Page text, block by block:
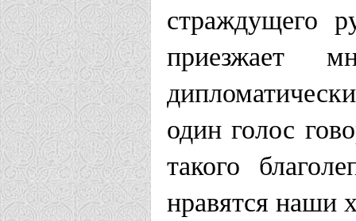
страждущего
приезжает
один голос
такого
нравятся наши